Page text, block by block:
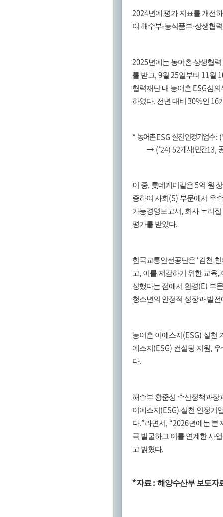
2024년에 평가 지표를 개선
여 해수부-농식품부-상생협
2025년에는 농어촌 상생협
를 받고, 9월 25일부터 11월
협력재단 내 농어촌 ESG심의
하였다. 전년 대비 30%인 16
*농어촌ESG 실천 인정기업수:
→ (’24) 52개사(민간13,
이 중, 롯데케미칼은5억 원
증하여 사회 (S) 부문에서 우
가능경영보고서, 회사 누리
평가를 받았다.
한국교통안전공단은 ‘김천
고, 이를 저감하기 위한 교육,
성했다는 점에서 환경(E) 부
청소년의 안정적 성장과 발
농어촌 이에스지 (ESG) 실천
에스지 (ESG) 컨설팅 지원, 우
다.
해수부 황준성 수산정책과장
이에스지 (ESG) 실천 인정기
다.”라면서, “2026년에는 본
극 발굴하고 이를 연계한 사
고 밝혔다.
*자료 : 해양수산부 보도자